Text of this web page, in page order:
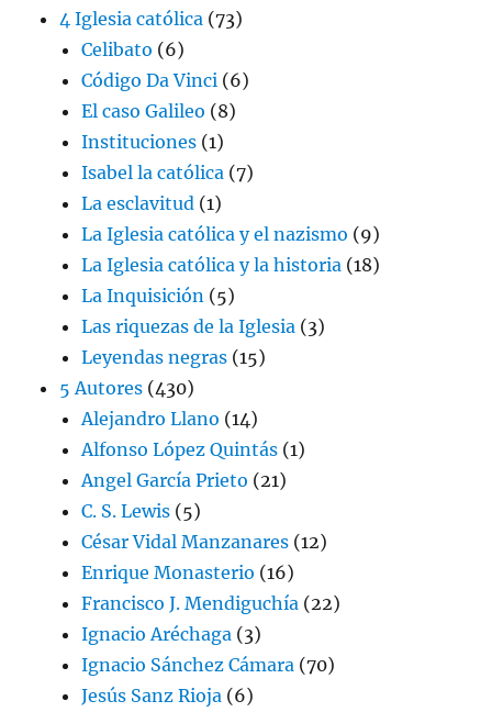
4 Iglesia católica (73)
Celibato (6)
Código Da Vinci (6)
El caso Galileo (8)
Instituciones (1)
Isabel la católica (7)
La esclavitud (1)
La Iglesia católica y el nazismo (9)
La Iglesia católica y la historia (18)
La Inquisición (5)
Las riquezas de la Iglesia (3)
Leyendas negras (15)
5 Autores (430)
Alejandro Llano (14)
Alfonso López Quintás (1)
Angel García Prieto (21)
C. S. Lewis (5)
César Vidal Manzanares (12)
Enrique Monasterio (16)
Francisco J. Mendiguchía (22)
Ignacio Aréchaga (3)
Ignacio Sánchez Cámara (70)
Jesús Sanz Rioja (6)